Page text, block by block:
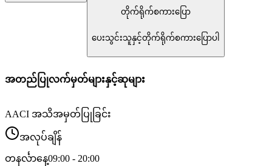
တိုက်ရိုက်စကားပြော
ပေးသွင်းသူနှင့်တိုက်ရိုက်စကားပြောပါ
အတည်ပြုလက်မှတ်များနှင့်ဆုများ
AACI အသိအမှတ်ပြုခြင်း
အလုပ်ချိန်
တနင်္လာနေ့09:00 - 20:00